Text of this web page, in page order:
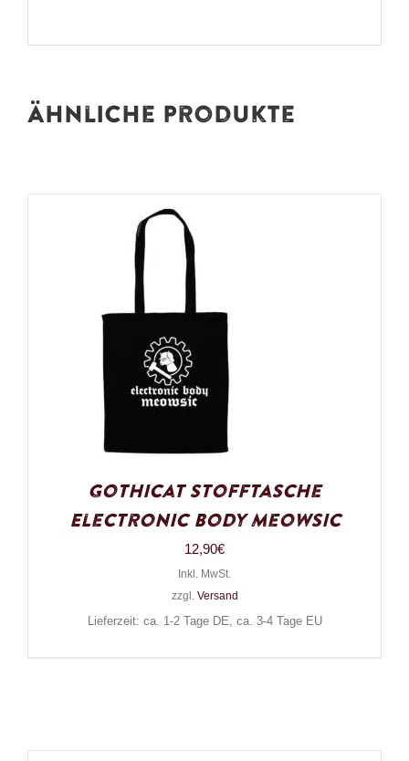
Ähnliche Produkte
Gothicat Stofftasche
Electronic Body Meowsic
12,90€
Inkl. MwSt.
zzgl. Versand
Lieferzeit: ca. 1-2 Tage DE, ca. 3-4 Tage EU